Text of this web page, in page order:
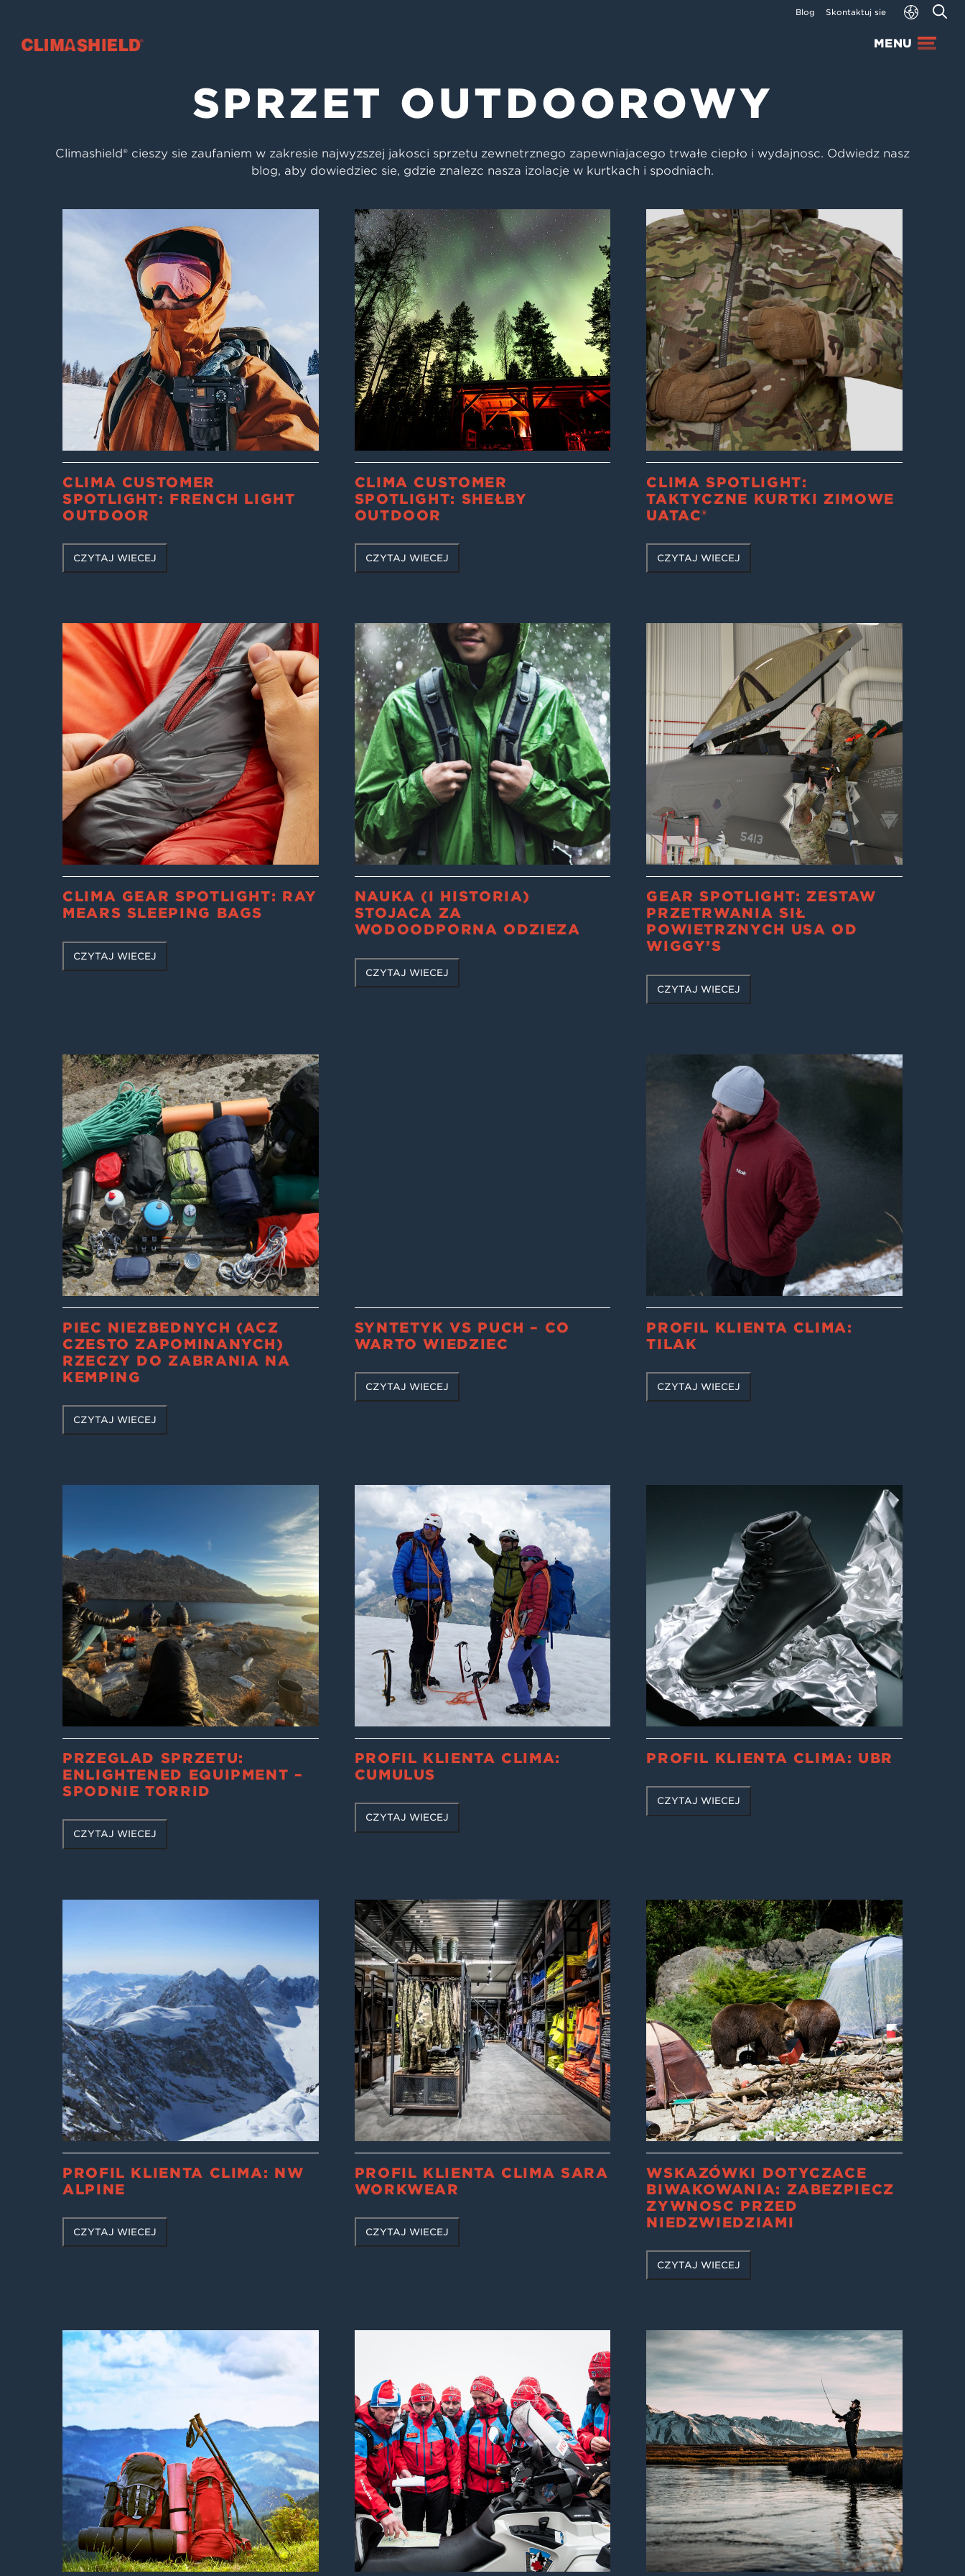
Blog Skontaktuj się
Climashield® MENU
SPRZĘT OUTDOOROWY
Climashield® cieszy się zaufaniem w zakresie najwyższej jakości sprzętu zewnętrznego zapewniającego trwałe ciepło i wydajność. Odwiedź nasz
blog, aby dowiedzieć się, gdzie znaleźć naszą izolację w kurtkach i spodniach.
CLIMA CUSTOMER
SPOTLIGHT: FRENCH LIGHT
OUTDOOR
CZYTAJ WIĘCEJ
CLIMA CUSTOMER
SPOTLIGHT: SHEŁBY
OUTDOOR
CZYTAJ WIĘCEJ
CLIMA SPOTLIGHT:
TAKTYCZNE KURTKI ZIMOWE
UATAC®
CZYTAJ WIĘCEJ
CLIMA GEAR SPOTLIGHT: RAY
MEARS SLEEPING BAGS
CZYTAJ WIĘCEJ
NAUKA (I HISTORIA)
STOJĄCA ZA
WODOODPORNĄ ODZIEŻĄ
CZYTAJ WIĘCEJ
GEAR SPOTLIGHT: ZESTAW
PRZETRWANIA SIŁ
POWIETRZNYCH USA OD
WIGGY’S
CZYTAJ WIĘCEJ
PIĘĆ NIEZBĘDNYCH (ACZ
CZĘSTO ZAPOMINANYCH)
RZECZY DO ZABRANIA NA
KEMPING
CZYTAJ WIĘCEJ
SYNTETYK VS PUCH – CO
WARTO WIEDZIEĆ
CZYTAJ WIĘCEJ
PROFIL KLIENTA CLIMA:
TILAK
CZYTAJ WIĘCEJ
PRZEGLĄD SPRZĘTU:
ENLIGHTENED EQUIPMENT –
SPODNIE TORRID
CZYTAJ WIĘCEJ
PROFIL KLIENTA CLIMA:
CUMULUS
CZYTAJ WIĘCEJ
PROFIL KLIENTA CLIMA: UBR
CZYTAJ WIĘCEJ
PROFIL KLIENTA CLIMA: NW
ALPINE
CZYTAJ WIĘCEJ
PROFIL KLIENTA CLIMA SARA
WORKWEAR
CZYTAJ WIĘCEJ
WSKAZÓWKI DOTYCZĄCE
BIWAKOWANIA: ZABEZPIECZ
ŻYWNOŚĆ PRZED
NIEDŹWIEDZIAMI
CZYTAJ WIĘCEJ